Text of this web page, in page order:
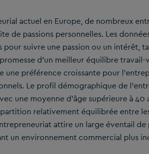
actuel en Europe, de nombreux
de passions personnelles. Les
suivre une passion ou un intérêt,
d’un meilleur équilibre
une préférence croissante pour
Le profil démographique de
une moyenne d’âge supérieure à
relativement équilibrée entre
attire un large éventail
un environnement commercial plus